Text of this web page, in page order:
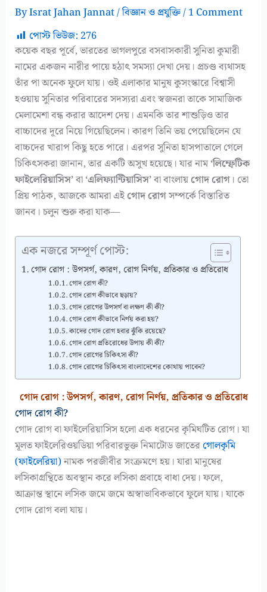
ByIsrat Jahan Jannat/বিজ্ঞান ও প্রযুক্তি/1 Comment
পোস্ট ভিউজ: 276
কয়েক বছর পূর্বে, ভারতের ভাগলপুরে বসবাসকারী সুনিতা কুমারী
নামের একজন নারীর পায়ে হঠাৎ সমস্যা দেখা দেয়। প্রচণ্ড ব্যথাসহ
তাঁর পা অনেক ফুলে যায়। ওই এলাকার মানুষ কুসংস্কারে বিশ্বাসী
হওয়ায় সুনিতার পরিবারের সদস্যরা এবং স্বজনরা তাকে সামাজিক
মেলামেশা বন্ধ করার আদেশ দেয়। এমনকি তার শাশুড়িও তার
বাচ্চাদের দূরে নিয়ে গিয়েছিলেন। কারণ তিনি ভয় পেয়েছিলেন যে
বাচ্চদের খারাপ কিছু হতে পারে। এরপর সুনিতা হাসপাতালে গেলে
চিকিৎসকরা জানান, তার একটি অসুখ হয়েছে। যার নাম‘লিম্ফেটিক
ফাইলেরিয়াসিস’বা‘এলিফ্যান্টিয়াসিস’বা বাংলায়গোদ রোগ। তো
প্রিয় পাঠক, আজকে আমরা এইগোদ রোগসম্পর্কে বিস্তারিত
জানব। চলুন শুরু করা যাক—
এক নজরে সম্পূর্ণ পোস্ট:
গোদ রোগ : উপসর্গ, কারণ, রোগ নির্ণয়, প্রতিকার ও প্রতিরোধ
গোদ রোগ কী?
গোদ রোগ কীভাবে ছড়ায়?
গোদ রোগের উপসর্গ বা লক্ষণ কী কী?
গোদ রোগ কীভাবে নির্ণয় করা হয়?
কাদের গোদ রোগ হবার ঝুঁকি রয়েছে?
গোদ রোগ প্রতিরোধের উপায় কী কী?
গোদ রোগের চিকিৎসা কী?
গোদ রোগের চিকিৎসা বাংলাদেশের কোথায় পাবেন?
গোদ রোগ : উপসর্গ, কারণ, রোগ নির্ণয়, প্রতিকার ও প্রতিরোধ
গোদ রোগ কী?
গোদ রোগ বা ফাইলেরিয়াসিস হলো এক ধরনের কৃমিঘটিত রোগ। যা
মূলত ফাইলেরিওয়ডিয়া পরিবারভুক্ত নিমাটোড জাতেরগোলকৃমি
(ফাইলেরিয়া)নামক পরজীবীর সংক্রমণে হয়। যারা মানুষের
লসিকাগ্রন্থিতে অবস্থান করে লসিকা প্রবাহে বাধা দেয়। ফলে,
আক্রান্ত স্থানে লসিক জমে জমে অস্বাভাবিকভাবে ফুলে যায়। যাকে
গোদ রোগ বলা যায়।